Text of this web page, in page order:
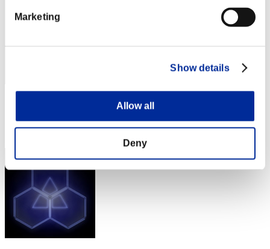
Marketing
Show details
Allow all
Deny
Posizione